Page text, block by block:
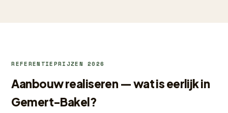
REFERENTIEPRIJZEN 2026
Aanbouw realiseren — wat is eerlijk in
Gemert-Bakel?